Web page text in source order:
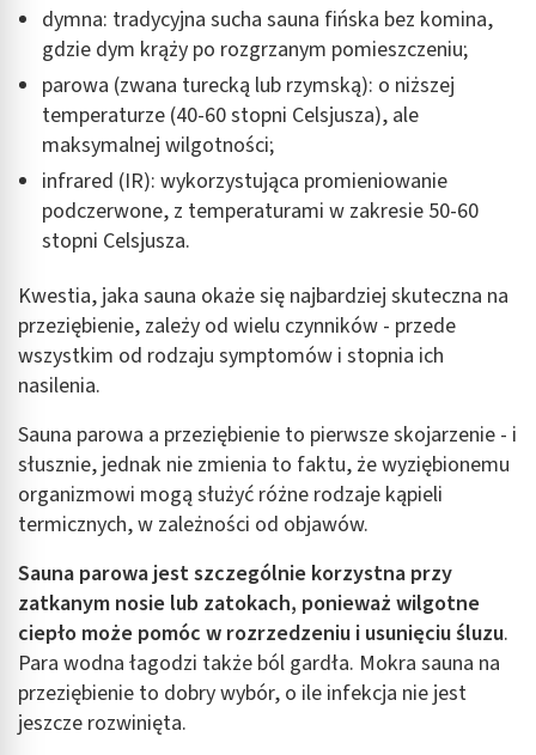
dymna: tradycyjna sucha sauna fińska bez komina,
gdzie dym krąży po rozgrzanym pomieszczeniu;
parowa (zwana turecką lub rzymską): o niższej
temperaturze (40-60 stopni Celsjusza), ale
maksymalnej wilgotności;
infrared (IR): wykorzystująca promieniowanie
podczerwone, z temperaturami w zakresie 50-60
stopni Celsjusza.
Kwestia, jaka sauna okaże się najbardziej skuteczna na
przeziębienie, zależy od wielu czynników - przede
wszystkim od rodzaju symptomów i stopnia ich
nasilenia.
Sauna parowa a przeziębienie to pierwsze skojarzenie - i
słusznie, jednak nie zmienia to faktu, że wyziębionemu
organizmowi mogą służyć różne rodzaje kąpieli
termicznych, w zależności od objawów.
Sauna parowa jest szczególnie korzystna przy
zatkanym nosie lub zatokach, ponieważ wilgotne
ciepło może pomóc w rozrzedzeniu i usunięciu śluzu.
Para wodna łagodzi także ból gardła. Mokra sauna na
przeziębienie to dobry wybór, o ile infekcja nie jest
jeszcze rozwinięta.